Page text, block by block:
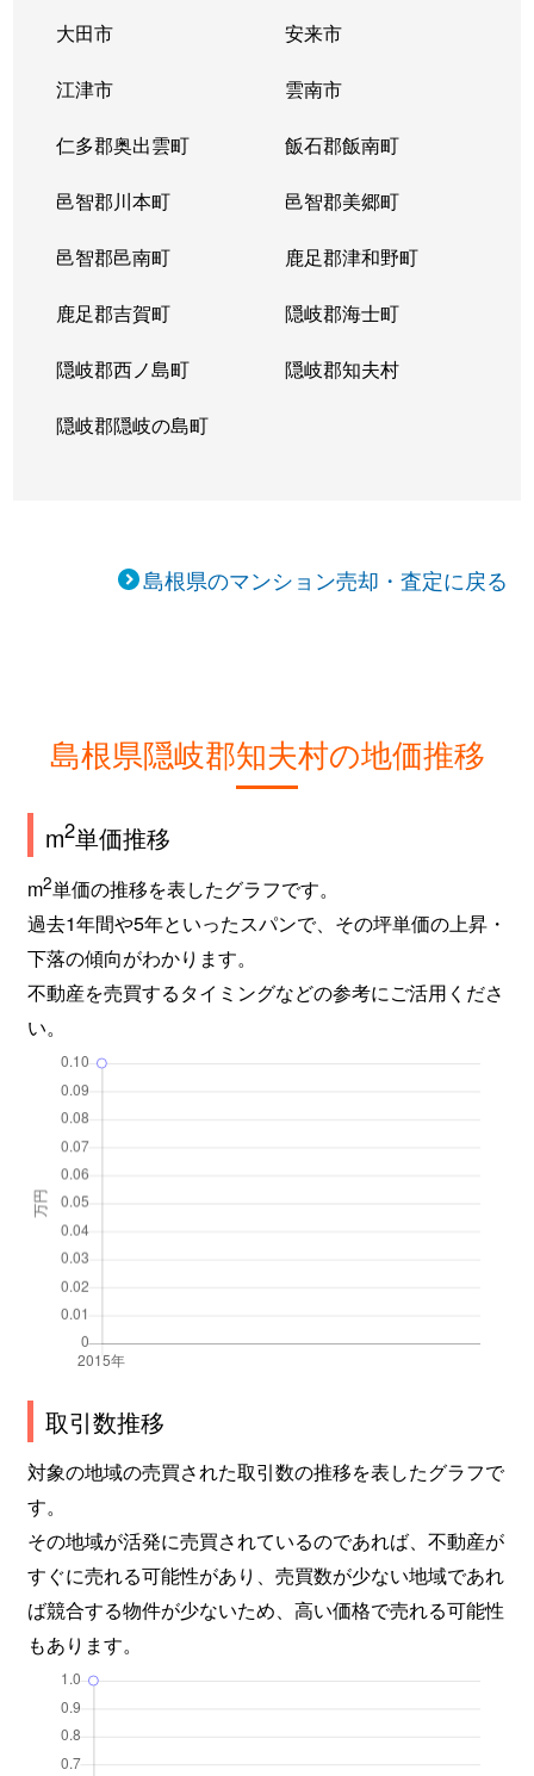
大田市 安来市
江津市 雲南市
仁多郡奥出雲町 飯石郡飯南町
邑智郡川本町 邑智郡美郷町
邑智郡邑南町 鹿足郡津和野町
鹿足郡吉賀町 隠岐郡海士町
隠岐郡西ノ島町 隠岐郡知夫村
隠岐郡隠岐の島町
島根県のマンション売却・査定に戻る
島根県隠岐郡知夫村の地価推移
m2単価推移
m2単価の推移を表したグラフです。
過去1年間や5年といったスパンで、その坪単価の上昇・
下落の傾向がわかります。
不動産を売買するタイミングなどの参考にご活用くださ
い。
取引数推移
対象の地域の売買された取引数の推移を表したグラフで
す。
その地域が活発に売買されているのであれば、不動産が
すぐに売れる可能性があり、売買数が少ない地域であれ
ば競合する物件が少ないため、高い価格で売れる可能性
もあります。